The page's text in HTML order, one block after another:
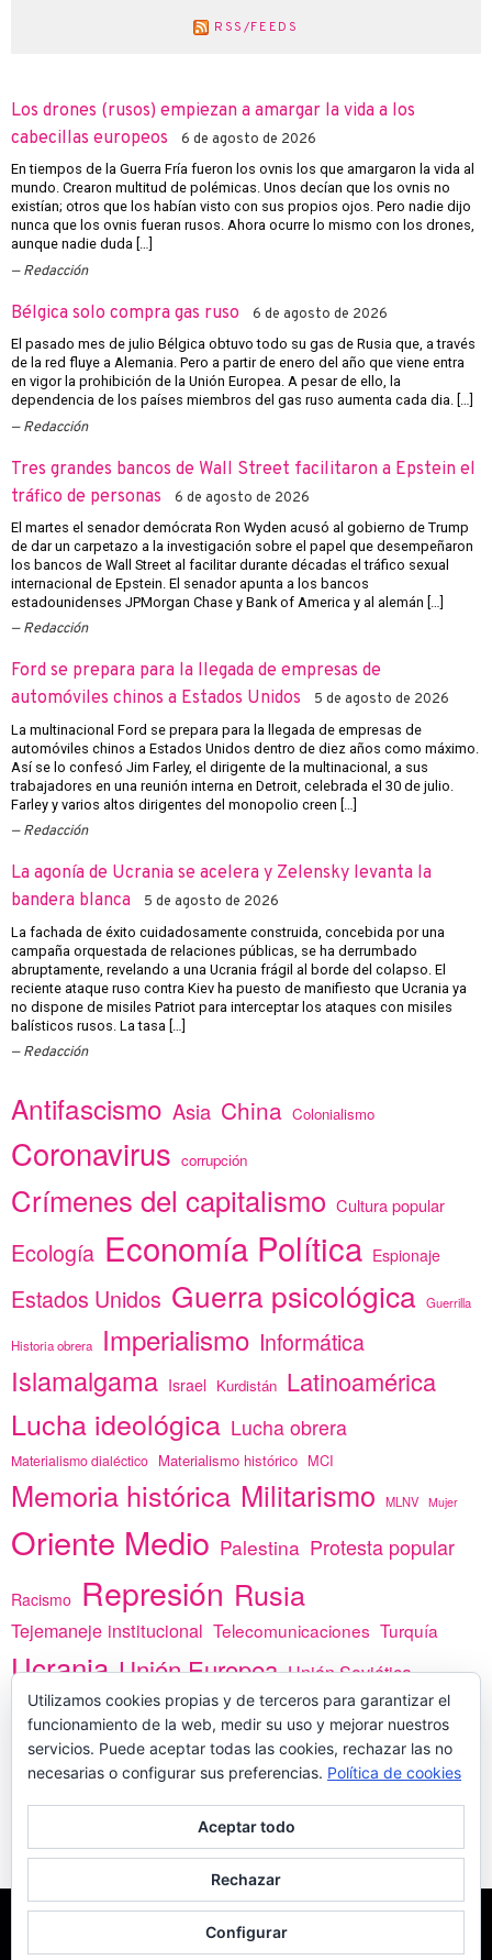
RSS/FEEDS
Los drones (rusos) empiezan a amargar la vida a los
cabecillas europeos
6 de agosto de 2026
En tiempos de la Guerra Fría fueron los ovnis los que amargaron la vida al
mundo. Crearon multitud de polémicas. Unos decían que los ovnis no
existían; otros que los habían visto con sus propios ojos. Pero nadie dijo
nunca que los ovnis fueran rusos. Ahora ocurre lo mismo con los drones,
aunque nadie duda […]
Redacción
Bélgica solo compra gas ruso 6 de agosto de 2026
El pasado mes de julio Bélgica obtuvo todo su gas de Rusia que, a través
de la red fluye a Alemania. Pero a partir de enero del año que viene entra
en vigor la prohibición de la Unión Europea. A pesar de ello, la
dependencia de los países miembros del gas ruso aumenta cada dia. […]
Redacción
Tres grandes bancos de Wall Street facilitaron a Epstein el
tráfico de personas
6 de agosto de 2026
El martes el senador demócrata Ron Wyden acusó al gobierno de Trump
de dar un carpetazo a la investigación sobre el papel que desempeñaron
los bancos de Wall Street al facilitar durante décadas el tráfico sexual
internacional de Epstein. El senador apunta a los bancos
estadounidenses JPMorgan Chase y Bank of America y al alemán […]
Redacción
Ford se prepara para la llegada de empresas de
automóviles chinos a Estados Unidos
5 de agosto de 2026
La multinacional Ford se prepara para la llegada de empresas de
automóviles chinos a Estados Unidos dentro de diez años como máximo.
Así se lo confesó Jim Farley, el dirigente de la multinacional, a sus
trabajadores en una reunión interna en Detroit, celebrada el 30 de julio.
Farley y varios altos dirigentes del monopolio creen […]
Redacción
La agonía de Ucrania se acelera y Zelensky levanta la
bandera blanca
5 de agosto de 2026
La fachada de éxito cuidadosamente construida, concebida por una
campaña orquestada de relaciones públicas, se ha derrumbado
abruptamente, revelando a una Ucrania frágil al borde del colapso. El
reciente ataque ruso contra Kiev ha puesto de manifiesto que Ucrania ya
no dispone de misiles Patriot para interceptar los ataques con misiles
balísticos rusos. La tasa […]
Redacción
Antifascismo Asia China Colonialismo
Coronavirus corrupción
Crímenes del capitalismo Cultura popular
Ecología Economía Política Espionaje
Estados Unidos Guerra psicológica Guerrilla
Historia obrera Imperialismo Informática
Islamalgama Israel Kurdistán Latinoamérica
Lucha ideológica Lucha obrera
Materialismo dialéctico Materialismo histórico MCI
Memoria histórica Militarismo MLNV Mujer
Oriente Medio Palestina Protesta popular
Racismo Represión Rusia
Tejemaneje institucional Telecomunicaciones Turquía
Ucrania Unión Europea Unión Soviética
vacunas Yemen África
PREGÚNTANOS
MADE WITH
PORWPLOOK THEMES
Utilizamos cookies propias y de terceros para garantizar el
funcionamiento de la web, medir su uso y mejorar nuestros
servicios. Puede aceptar todas las cookies, rechazar las no
necesarias o configurar sus preferencias. Política de cookies
Aceptar todo
Rechazar
Configurar